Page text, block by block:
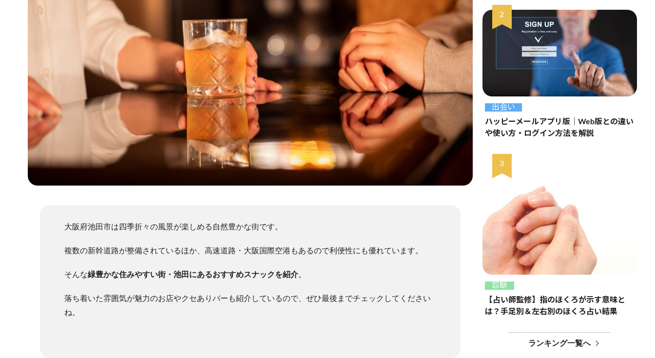
大阪府池田市は四季折々の風景が楽しめる自然豊かな街です。
複数の新幹道路が整備されているほか、高速道路・大阪国際空港もあるので利便性にも優れています。
そんな緑豊かな住みやすい街・池田にあるおすすめスナックを紹介。
落ち着いた雰囲気が魅力のお店やクセありバーも紹介しているので、ぜひ最後までチェックしてください
ね。
出会い
ハッピーメールアプリ版｜Web版との違い
や使い方・ログイン方法を解説
診断
【占い師監修】指のほくろが示す意味と
は？手足別＆左右別のほくろ占い結果
ランキング一覧へ